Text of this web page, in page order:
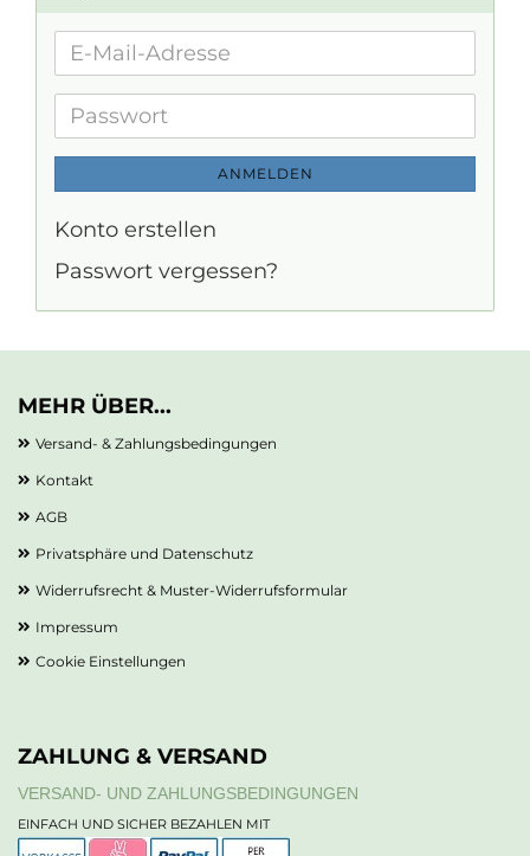
E-
Adresse
Passwort
ANMELDEN
Konto erstellen
Passwort vergessen?
MEHR ÜBER...
Versand- & Zahlungsbedingungen
Kontakt
AGB
Privatsphäre und Datenschutz
Widerrufsrecht & Muster-Widerrufsformular
Impressum
Cookie Einstellungen
ZAHLUNG & VERSAND
VERSAND- UND ZAHLUNGSBEDINGUNGEN
EINFACH UND SICHER BEZAHLEN MIT